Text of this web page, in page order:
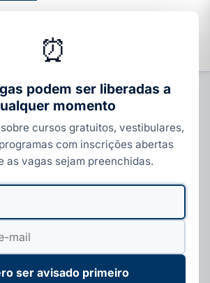
em Rio de Janeiro
fazer (SENAI, Senac, IF
⏰
podem ser liberadas a
momento
cursos gratuitos, vestibulares,
com inscrições abertas
as vagas sejam preenchidas.
ser avisado primeiro